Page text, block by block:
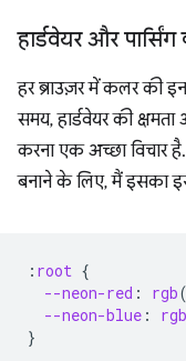
हार्डवेयर और
हर ब्राउज़र में कलर की
समय, हार्डवेयर की
करना एक अच्छा विचार
बनाने के लिए, मैं इसका
: root {
--neon-red : rgb(
--neon-blue : rgb
}